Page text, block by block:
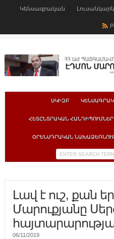
Կենսագրական
ՍԿԻԶԲ
ՀԵՏԸՆՏՐԱԿԱՆ ՀԱՆԴԻՊՈՒՄՆԵՐ
ՕՐԵՆՍԴՐԱԿԱՆ
Լավ է ուշ, քան
Մարուքյանը
06/11/2019